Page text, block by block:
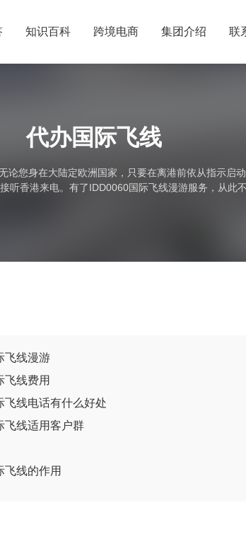
知识百科 跨境电商 集团介绍 联
代办国际飞线
您身在大陆定欧洲国家，只要在离港前依从指示启
香港来电。有了IDD0060国际飞线漫游服务，从此
飞线漫游
飞线费用
飞线电话有什么好处
飞线适用客户群
飞线的作用